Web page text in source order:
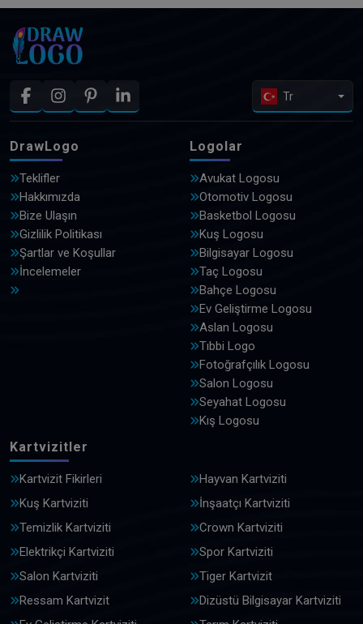
Tr
DrawLogo
Teklifler
Hakkımızda
Bize Ulaşın
Gizlilik Politikası
Şartlar ve Koşullar
İncelemeler
Logolar
Avukat Logosu
Otomotiv Logosu
Basketbol Logosu
Kuş Logosu
Bilgisayar Logosu
Taç Logosu
Bahçe Logosu
Ev Geliştirme Logosu
Aslan Logosu
Tıbbi Logo
Fotoğrafçılık Logosu
Salon Logosu
Seyahat Logosu
Kış Logosu
Kartvizitler
Kartvizit Fikirleri
Hayvan Kartviziti
Kuş Kartviziti
İnşaatçı Kartviziti
Temizlik Kartviziti
Crown Kartviziti
Elektrikçi Kartviziti
Spor Kartviziti
Salon Kartviziti
Tiger Kartvizit
Ressam Kartvizit
Dizüstü Bilgisayar Kartviziti